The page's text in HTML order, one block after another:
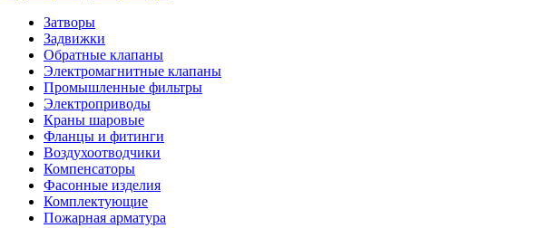
Затворы
Задвижки
Обратные клапаны
Электромагнитные клапаны
Промышленные фильтры
Электроприводы
Краны шаровые
Фланцы и фитинги
Воздухоотводчики
Компенсаторы
Фасонные изделия
Комплектующие
Пожарная арматура